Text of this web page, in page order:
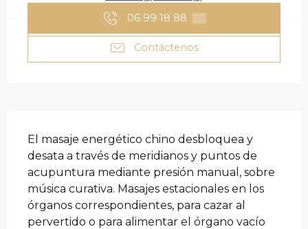
06 99 18 88 ▒▒
Contáctenos
El masaje energético chino desbloquea y
desata a través de meridianos y puntos de
acupuntura mediante presión manual, sobre
música curativa. Masajes estacionales en los
órganos correspondientes, para cazar al
pervertido o para alimentar el órgano vacío